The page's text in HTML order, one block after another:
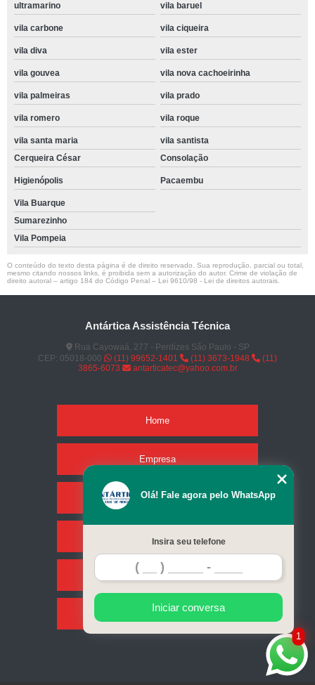
ultramarino vila baruel
vila carbone vila ciqueira
vila diva vila ester
vila gouvea vila nova cachoeirinha
vila palmeiras vila prado
vila romero vila roque
vila santa maria
vila santista
Cerqueira César
Consolação
Higienópolis Pacaembu
Vila Buarque
Sumarezinho
Vila Pompeia
O conteúdo do texto desta página é de direito reservado. Sua reprodução, parcial ou total,
mesmo citando nossos links, é proibida sem a autorização do autor. Crime de violação de
direito autoral – artigo 184 do Código Penal – Lei 9610/98 - Lei de direitos autorais
Antártica Assistência Técnica
Rua Cayowaá, 277 - Perdizes São Paulo - SP
CEP: 05018-000
(11) 99652-1401 (11) 3673-1948
(11)
3865-6073
antarticatec@yahoo.com.br
Home
Empresa
Missão
Serviços
Contato
Mapa do site
1
Olá! Fale agora pelo WhatsApp
Insira seu telefone
Iniciar conversa